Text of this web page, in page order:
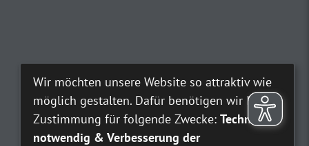
Wir möchten unsere Website so attraktiv wie
möglich gestalten. Dafür benötigen wir Ihre
Zustimmung für folgende Zwecke: Technisch
notwendig & Verbesserung der